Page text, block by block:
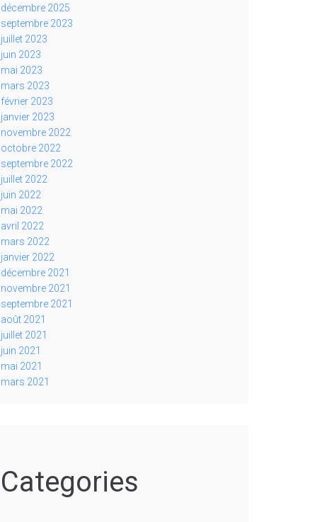
décembre 2025
septembre 2023
juillet 2023
juin 2023
mai 2023
mars 2023
février 2023
janvier 2023
novembre 2022
octobre 2022
septembre 2022
juillet 2022
juin 2022
mai 2022
avril 2022
mars 2022
janvier 2022
décembre 2021
novembre 2021
septembre 2021
août 2021
juillet 2021
juin 2021
mai 2021
mars 2021
Categories